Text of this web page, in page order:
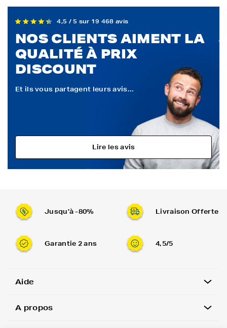
4,5 / 5 sur 19 468 avis
NOS CLIENTS AIMENT LA
QUALITÉ À PRIX
DISCOUNT
Et ils vous partagent leurs avis...
Lire les avis
Jusqu’à -80% Livraison Offerte
Garantie 2 ans 4,5/5
Aide
A propos